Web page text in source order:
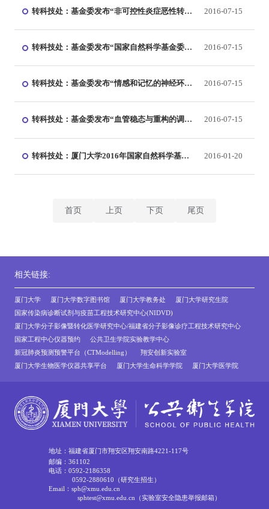
转科技处：基金委发布“非可控性炎症恶性转化
2016-07-15
转科技处：基金委发布“国家自然科学基金委员
2016-07-15
转科技处：基金委发布“情感和记忆的神经环路
2016-07-15
转科技处：基金委发布“血管稳态与重构的调控
2016-07-15
转科技处：厦门大学2016年国家自然科学基金
2016-01-20
首页 上页 下页 尾页
相关链接:
厦门大学 厦门大学数字图书馆 厦门大学教务处
厦门大学研究生院
国家传染病诊断试剂与疫苗工程技术研究中心(NIDVD)
厦门大学分子影像暨转化医学研究中心/福建省分子影像诊疗工程技术研究中心
国家工程中心仪器预约
公共卫生学院实验教学中心
新冠肺炎预测预警平台（CTModelling）
翔安创新实验室
厦门大学生物医学仪器共享平台
厦门大学生命科学学院 厦门大学医学院
地址：福建省厦门市翔安区翔安南路4221-117号
邮编：361102
电话：0592-2186358
0592-2880610（研究生招生）
Email：sph@xmu.edu.cn
sphtest@xmu.edu.cn（实验室安全隐患举报邮箱）